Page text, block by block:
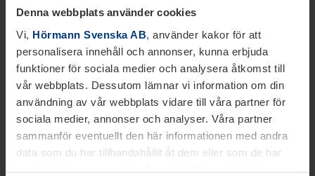
Denna webbplats använder cookies
Vi, Hörmann Svenska AB, använder kakor för att
personalisera innehåll och annonser, kunna erbjuda
funktioner för sociala medier och analysera åtkomst till
vår webbplats. Dessutom lämnar vi information om din
användning av vår webbplats vidare till våra partner för
sociala medier, annonser och analyser. Våra partner
sammanför eventuellt den här informationen med andra
data som du har tillhandahållit åt dem eller som de har
samlat in inom ramen för din användning av tjänsterna.